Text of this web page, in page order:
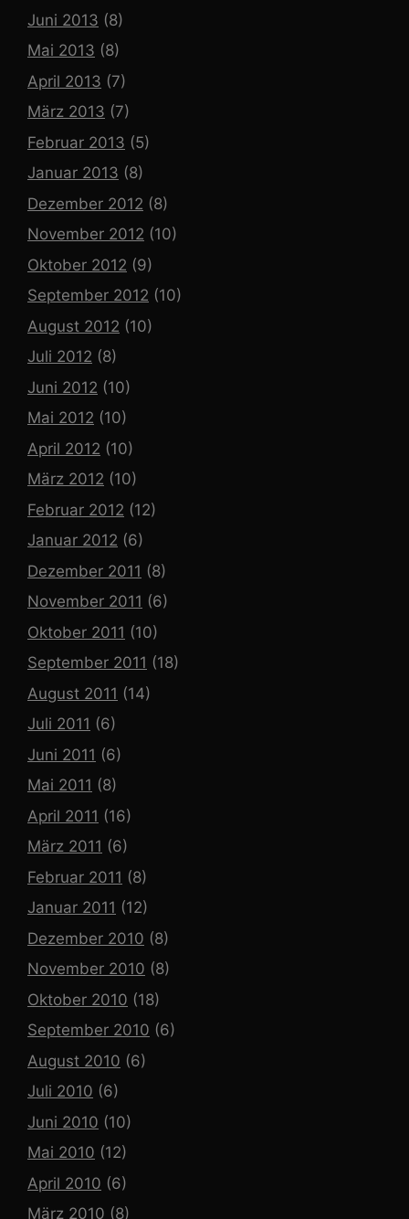
Juni 2013 (8)
Mai 2013 (8)
April 2013 (7)
März 2013 (7)
Februar 2013 (5)
Januar 2013 (8)
Dezember 2012 (8)
November 2012 (10)
Oktober 2012 (9)
September 2012 (10)
August 2012 (10)
Juli 2012 (8)
Juni 2012 (10)
Mai 2012 (10)
April 2012 (10)
März 2012 (10)
Februar 2012 (12)
Januar 2012 (6)
Dezember 2011 (8)
November 2011 (6)
Oktober 2011 (10)
September 2011 (18)
August 2011 (14)
Juli 2011 (6)
Juni 2011 (6)
Mai 2011 (8)
April 2011 (16)
März 2011 (6)
Februar 2011 (8)
Januar 2011 (12)
Dezember 2010 (8)
November 2010 (8)
Oktober 2010 (18)
September 2010 (6)
August 2010 (6)
Juli 2010 (6)
Juni 2010 (10)
Mai 2010 (12)
April 2010 (6)
März 2010 (8)